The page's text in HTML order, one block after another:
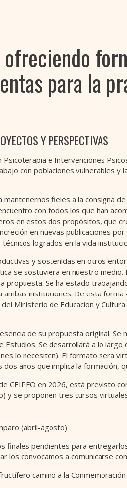
ofreciendo
para la
Y PERSPECTIVAS
e Intervenciones
con poblaciones vulnerables y
fieles a la consigna de
con todos los que han
en estos dos propósitos, que
en nuevas publicaciones
logrados en la vida
y sostenidas en otros
se sostuviera en nuestro
propuesta. Se ha estado
instituciones. De esta
Ministerio de Educacion y
de su propuesta original. Se
Se desarrollará a lo largo
lo necesiten). El formato sera
años que implica la formación,
CEIPFO en 2026, está previsto
y se proponen tres cursos
(abril-agosto)
finales pendientes para
los convocamos a comunicarse
camino a la